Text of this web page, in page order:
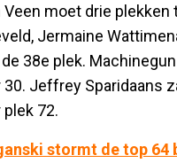
Veen moet drie
Jermaine
38e plek.
Jeffrey Sparidaans
plek 72.
stormt de top